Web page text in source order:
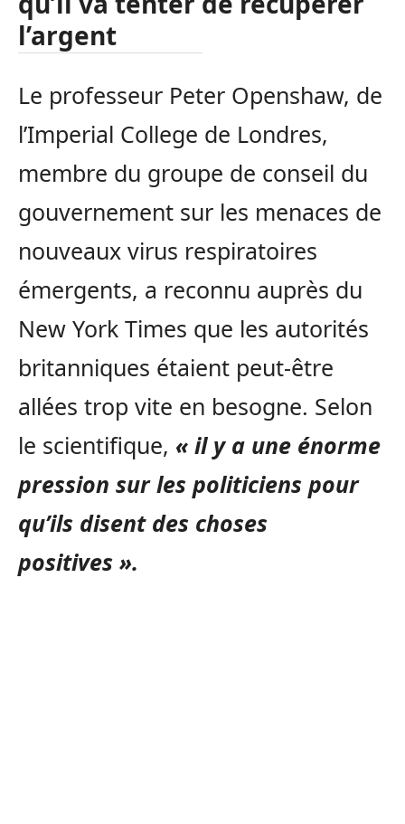
l’argent
Le professeur Peter Openshaw, de
l’Imperial College de Londres,
membre du groupe de conseil du
gouvernement sur les menaces de
nouveaux virus respiratoires
émergents, a reconnu auprès du
New York Times que les autorités
britanniques étaient peut-être
allées trop vite en besogne. Selon
le scientifique, « il y a une énorme
pression sur les politiciens pour
qu’ils disent des choses
positives ».